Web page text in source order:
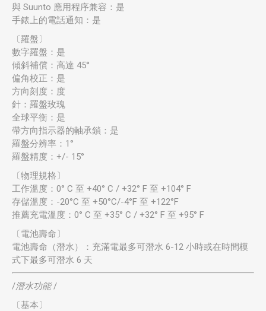
與 Suunto 應用程序兼容：是
手錶上的電話通知：是
〔羅盤〕
數字羅盤：是
傾斜補償：高達 45°
偏角校正：是
方向刻度：度
針：羅盤玫瑰
全球平衡：是
帶方向指示器的軸承鎖：是
羅盤分辨率：1°
羅盤精度：+/- 15°
〔物理規格〕
工作溫度：0° C 至 +40° C / +32° F 至 +104° F
存儲溫度：-20°C 至 +50°C/-4°F 至 +122°F
推薦充電溫度：0° C 至 +35° C / +32° F 至 +95° F
〔電池壽命〕
電池壽命（潛水）：充滿電最多可潛水 6-12 小時或在時間模
式下最多可潛水 6 天
/潛水功能/
〔基本〕